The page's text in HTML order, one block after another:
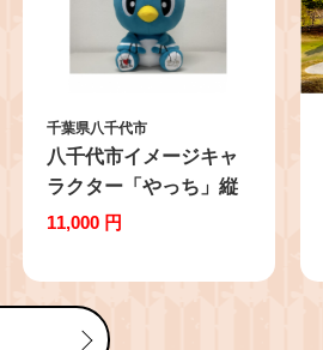
千葉県八千代市
八千代市イメージキャ
ラクター「やっち」縦
25cm ぬいぐるみ
11,000 円